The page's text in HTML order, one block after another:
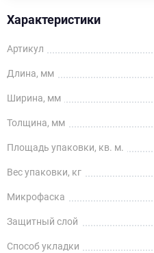
Характеристики
Артикул
Длина, мм
Ширина, мм
Толщина, мм
Площадь упаковки, кв. м.
Вес упаковки, кг
Микрофаска
Защитный слой
Способ укладки